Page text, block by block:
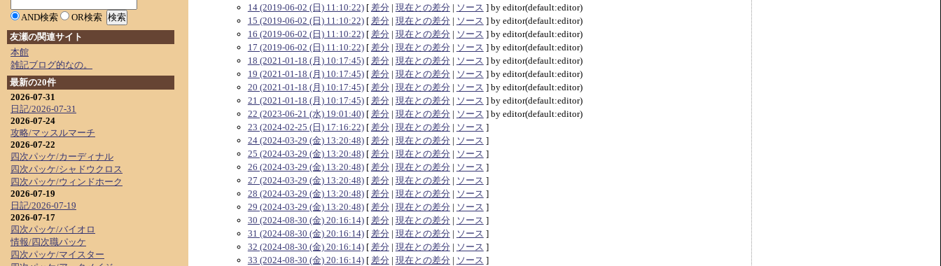
14 (2019-06-02 (日) 11:10:22)[ 差分 | 現在との差分 | ソース ] by editor(default:editor)
15 (2019-06-02 (日) 11:10:22)[ 差分 | 現在との差分 | ソース ] by editor(default:editor)
16 (2019-06-02 (日) 11:10:22)[ 差分 | 現在との差分 | ソース ] by editor(default:editor)
17 (2019-06-02 (日) 11:10:22)[ 差分 | 現在との差分 | ソース ] by editor(default:editor)
18 (2021-01-18 (月) 10:17:45)[ 差分 | 現在との差分 | ソース ] by editor(default:editor)
19 (2021-01-18 (月) 10:17:45)[ 差分 | 現在との差分 | ソース ] by editor(default:editor)
20 (2021-01-18 (月) 10:17:45)[ 差分 | 現在との差分 | ソース ] by editor(default:editor)
21 (2021-01-18 (月) 10:17:45)[ 差分 | 現在との差分 | ソース ] by editor(default:editor)
22 (2023-06-21 (水) 19:01:40)[ 差分 | 現在との差分 | ソース ] by editor(default:editor)
23 (2024-02-25 (日) 17:16:22)[ 差分 | 現在との差分 | ソース ]
24 (2024-03-29 (金) 13:20:48)[ 差分 | 現在との差分 | ソース ]
25 (2024-03-29 (金) 13:20:48)[ 差分 | 現在との差分 | ソース ]
26 (2024-03-29 (金) 13:20:48)[ 差分 | 現在との差分 | ソース ]
27 (2024-03-29 (金) 13:20:48)[ 差分 | 現在との差分 | ソース ]
28 (2024-03-29 (金) 13:20:48)[ 差分 | 現在との差分 | ソース ]
29 (2024-03-29 (金) 13:20:48)[ 差分 | 現在との差分 | ソース ]
30 (2024-08-30 (金) 20:16:14)[ 差分 | 現在との差分 | ソース ]
31 (2024-08-30 (金) 20:16:14)[ 差分 | 現在との差分 | ソース ]
32 (2024-08-30 (金) 20:16:14)[ 差分 | 現在との差分 | ソース ]
33 (2024-08-30 (金) 20:16:14)[ 差分 | 現在との差分 | ソース ]
AND検索
OR検索
友瀬の関連サイト
本館
雑記ブログ的なの。
最新の20件
2026-07-31
日記/2026-07-31
2026-07-24
攻略/マッスルマーチ
2026-07-22
四次パッケ/カーディナル
四次パッケ/シャドウクロス
四次パッケ/ウィンドホーク
2026-07-19
日記/2026-07-19
2026-07-17
四次パッケ/バイオロ
情報/四次職パッケ
四次パッケ/マイスター